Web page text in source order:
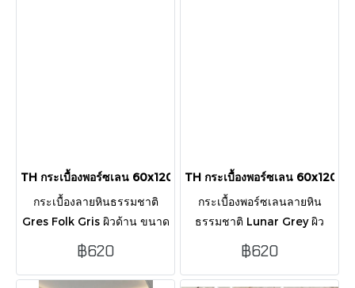
TH กระเบื้องพอร์ซเลน 60x120 ซม. Gres Folk Gris ผิวด้าน
กระเบื้องลายหินธรรมชาติ
Gres Folk Gris ผิวด้าน ขนาด
60x120 ซม. ดีไซน์สวยงาม
เป็นเอกลักษณ์ ทนทาน ปูง่าย
ด้วยขอบตัดตรง บรรจุ 2 แผ่น/
฿620
TH กระเบื้องพอร์ซเลน 60x120
กระเบื้องพอร์ซเลนลายหิน
ธรรมชาติ Lunar Grey ผิว
ด้าน ขนาด 60x120 ซม.
ดีไซน์เรียบหรู ดูทันสมัย
ทนทาน ปูง่ายด้วยขอบตัดตรง
฿620